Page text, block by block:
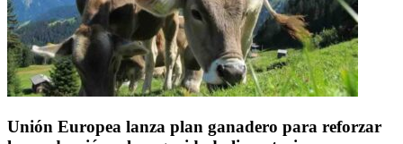
Unión Europea lanza plan ganadero para reforzar